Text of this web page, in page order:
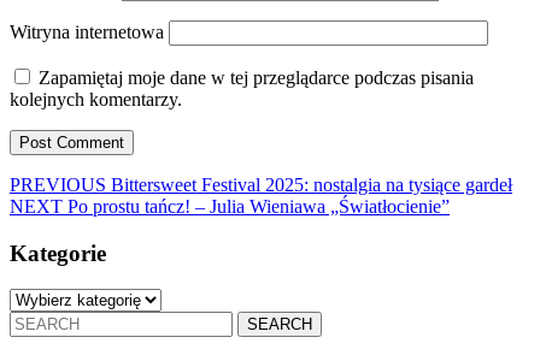
Witryna internetowa
Zapamiętaj moje dane w tej przeglądarce podczas pisania
kolejnych komentarzy.
Nawigacja
wpisu
PREVIOUS Previous
post:
Bittersweet Festival 2025: nostalgia na tysiące gardeł
NEXT Next
Po prostu tańcz! – Julia Wieniawa „Światłocienie”
Kategorie
Kategorie
Search
for: